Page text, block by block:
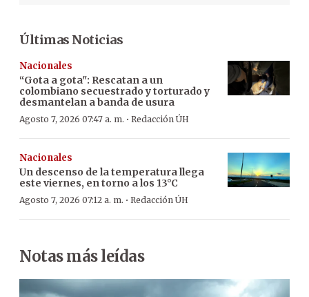
Últimas Noticias
Nacionales
“Gota a gota": Rescatan a un
colombiano secuestrado y torturado y
desmantelan a banda de usura
Agosto 7, 2026 07:47 a. m. · Redacción ÚH
Nacionales
Un descenso de la temperatura llega
este viernes, en torno a los 13°C
Agosto 7, 2026 07:12 a. m. · Redacción ÚH
Notas más leídas